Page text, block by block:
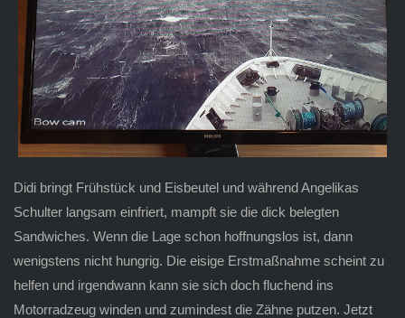
Didi bringt Frühstück und Eisbeutel und während Angelikas
Schulter langsam einfriert, mampft sie die dick belegten
Sandwiches. Wenn die Lage schon hoffnungslos ist, dann
wenigstens nicht hungrig. Die eisige Erstmaßnahme scheint zu
helfen und irgendwann kann sie sich doch fluchend ins
Motorradzeug winden und zumindest die Zähne putzen. Jetzt